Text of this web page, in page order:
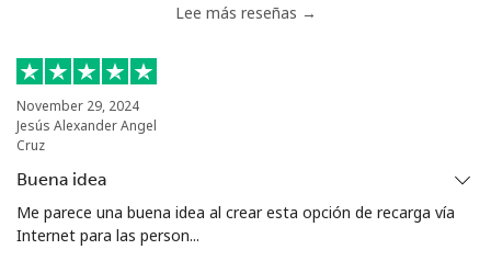
Lee más reseñas →
November 29, 2024
Jesús Alexander Angel
Cruz
Buena idea
Me parece una buena idea al crear esta opción de recarga vía
Internet para las person...